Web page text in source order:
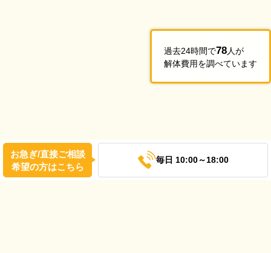
過去24時間で78人が
解体費用を調べています
お急ぎ/直接ご相談
希望の方はこちら
毎日 10:00～18:00